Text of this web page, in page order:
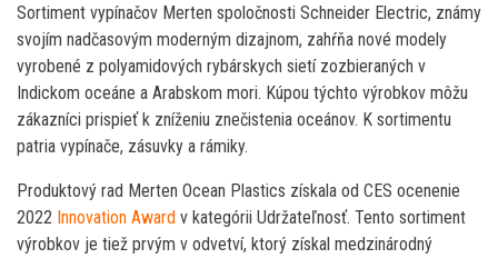
Sortiment vypínačov Merten spoločnosti Schneider Electric, známy
svojím nadčasovým moderným dizajnom, zahŕňa nové modely
vyrobené z polyamidových rybárskych sietí zozbieraných v
Indickom oceáne a Arabskom mori. Kúpou týchto výrobkov môžu
zákazníci prispieť k zníženiu znečistenia oceánov. K sortimentu
patria vypínače, zásuvky a rámiky.
Produktový rad Merten Ocean Plastics získala od CES ocenenie
2022 Innovation Award v kategórii Udržateľnosť. Tento sortiment
výrobkov je tiež prvým v odvetví, ktorý získal medzinárodný